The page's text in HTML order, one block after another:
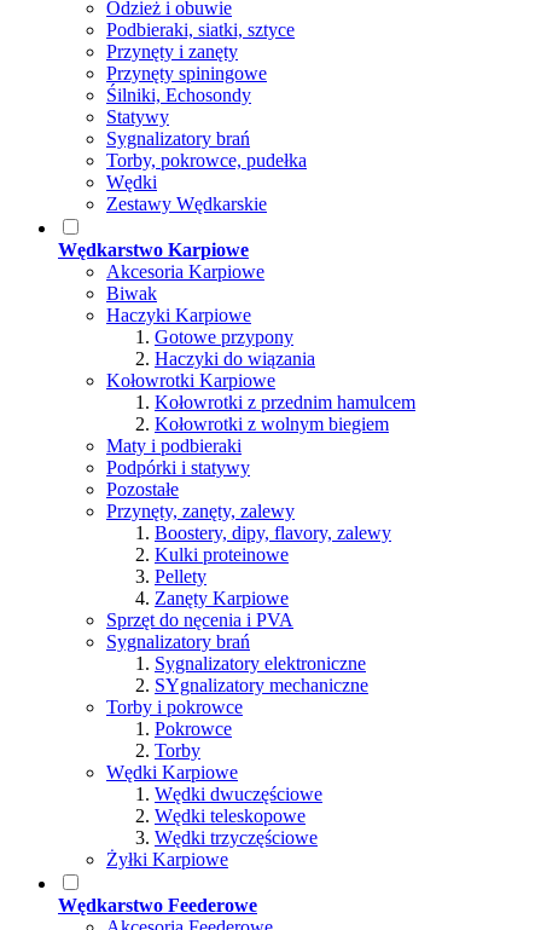
Odzież i obuwie
Podbieraki, siatki, sztyce
Przynęty i zanęty
Przynęty spiningowe
Śilniki, Echosondy
Statywy
Sygnalizatory brań
Torby, pokrowce, pudełka
Wędki
Zestawy Wędkarskie
Wędkarstwo Karpiowe
Akcesoria Karpiowe
Biwak
Haczyki Karpiowe
Gotowe przypony
Haczyki do wiązania
Kołowrotki Karpiowe
Kołowrotki z przednim hamulcem
Kołowrotki z wolnym biegiem
Maty i podbieraki
Podpórki i statywy
Pozostałe
Przynęty, zanęty, zalewy
Boostery, dipy, flavory, zalewy
Kulki proteinowe
Pellety
Zanęty Karpiowe
Sprzęt do nęcenia i PVA
Sygnalizatory brań
Sygnalizatory elektroniczne
SYgnalizatory mechaniczne
Torby i pokrowce
Pokrowce
Torby
Wędki Karpiowe
Wędki dwuczęściowe
Wędki teleskopowe
Wędki trzyczęściowe
Żyłki Karpiowe
Wędkarstwo Feederowe